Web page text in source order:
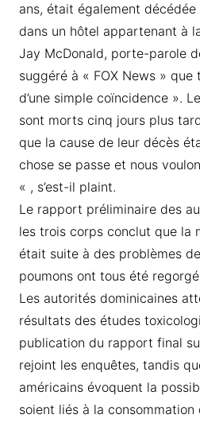
ans, était également
dans un hôtel appartenant à
Jay McDonald, porte-parole
suggéré à « FOX News »
d’une simple coïncidence ».
sont morts cinq jours plus
que la cause de leur décès
chose se passe et nous
« , s’est-il plaint.
Le rapport préliminaire des
les trois corps conclut que la
était suite à des problèmes
poumons ont tous été
Les autorités dominicaines
résultats des études
publication du rapport final
rejoint les enquêtes, tandis
américains évoquent la
soient liés à la consommation